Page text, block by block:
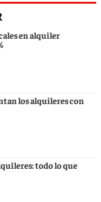
en alquiler
los alquileres con
todo lo que